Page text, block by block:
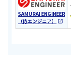
SAMURAI ENGINEER
（侍エンジニア）